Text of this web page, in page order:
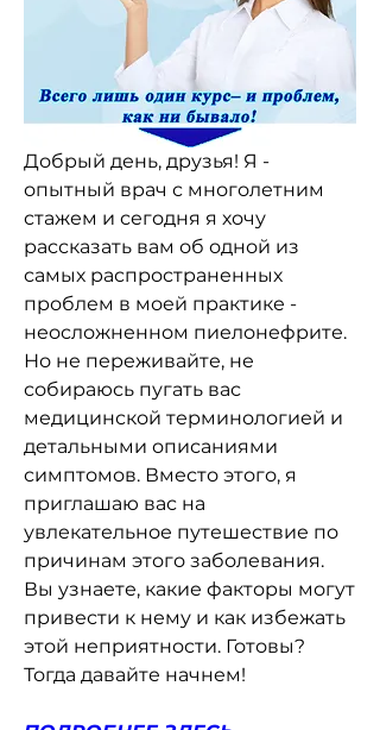
Добрый день, друзья! Я -
опытный врач с многолетним
стажем и сегодня я хочу
рассказать вам об одной из
самых распространенных
проблем в моей практике -
неосложненном пиелонефрите.
Но не переживайте, не
собираюсь пугать вас
медицинской терминологией и
детальными описаниями
симптомов. Вместо этого, я
приглашаю вас на
увлекательное путешествие по
причинам этого заболевания.
Вы узнаете, какие факторы могут
привести к нему и как избежать
этой неприятности. Готовы?
Тогда давайте начнем!